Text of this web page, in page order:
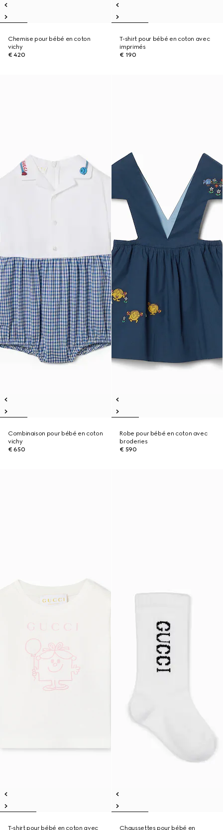
Chemise pour bébé en coton
vichy
€ 420
T-shirt pour bébé en coton avec
imprimés
€ 190
Combinaison pour bébé en coton
vichy
€ 650
Robe pour bébé en coton avec
broderies
€ 590
T-shirt pour bébé en coton avec Chaussettes pour bébé en